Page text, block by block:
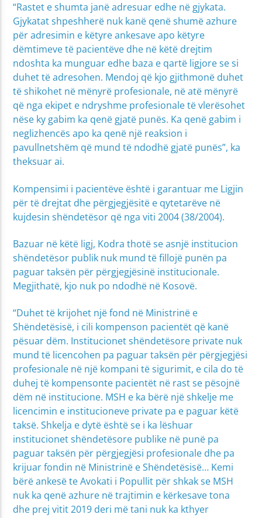
“Rastet e shumta janë adresuar edhe në gjykata.
Gjykatat shpeshherë nuk kanë qenë shumë azhure
për adresimin e këtyre ankesave apo këtyre
dëmtimeve të pacientëve dhe në këtë drejtim
ndoshta ka munguar edhe baza e qartë ligjore se si
duhet të adresohen. Mendoj që kjo gjithmonë duhet
të shikohet në mënyrë profesionale, në atë mënyrë
që nga ekipet e ndryshme profesionale të vlerësohet
nëse ky gabim ka qenë gjatë punës. Ka qenë gabim i
neglizhencës apo ka qenë një reaksion i
pavullnetshëm që mund të ndodhë gjatë punës”, ka
theksuar ai.
Kompensimi i pacientëve është i garantuar me Ligjin
për të drejtat dhe përgjegjësitë e qytetarëve në
kujdesin shëndetësor që nga viti 2004 (38/2004).
Bazuar në këtë ligj, Kodra thotë se asnjë institucion
shëndetësor publik nuk mund të fillojë punën pa
paguar taksën për përgjegjësinë institucionale.
Megjithatë, kjo nuk po ndodhë në Kosovë.
“Duhet të krijohet një fond në Ministrinë e
Shëndetësisë, i cili kompenson pacientët që kanë
pësuar dëm. Institucionet shëndetësore private nuk
mund të licencohen pa paguar taksën për përgjegjësi
profesionale në një kompani të sigurimit, e cila do të
duhej të kompensonte pacientët në rast se pësojnë
dëm në institucione. MSH e ka bërë një shkelje me
licencimin e institucioneve private pa e paguar këtë
taksë. Shkelja e dytë është se i ka lëshuar
institucionet shëndetësore publike në punë pa
paguar taksën për përgjegjësi profesionale dhe pa
krijuar fondin në Ministrinë e Shëndetësisë… Kemi
bërë ankesë te Avokati i Popullit për shkak se MSH
nuk ka qenë azhure në trajtimin e kërkesave tona
dhe prej vitit 2019 deri më tani nuk ka kthyer